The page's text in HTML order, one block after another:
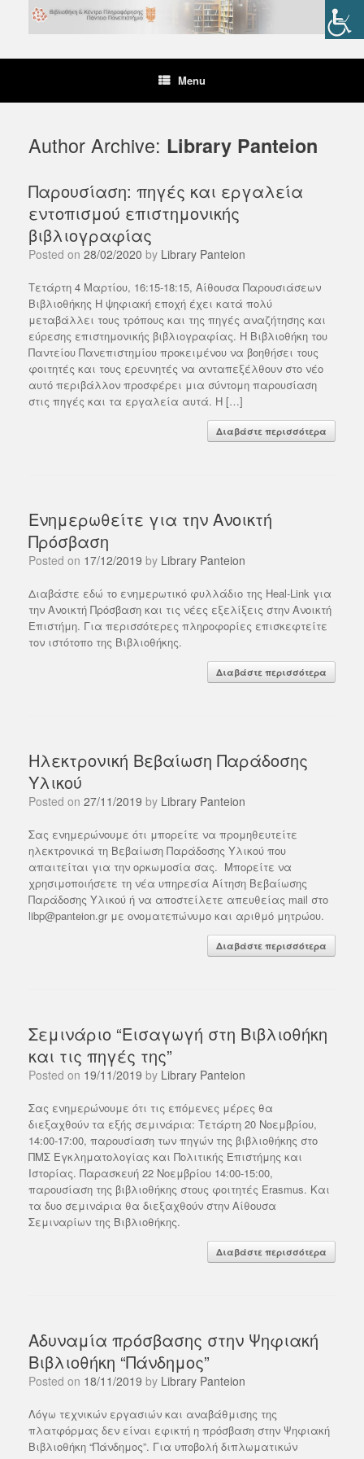
content
Menu
Author Archive: Library Panteion
Παρουσίαση: πηγές και εργαλεία
εντοπισμού επιστημονικής
βιβλιογραφίας
Posted on 28/02/2020 by Library Panteion
Τετάρτη 4 Μαρτίου, 16:15-18:15, Αίθουσα Παρουσιάσεων
Βιβλιοθήκης Η ψηφιακή εποχή έχει κατά πολύ
μεταβάλλει τους τρόπους και της πηγές αναζήτησης και
εύρεσης επιστημονικής βιβλιογραφίας. Η Βιβλιοθήκη του
Παντείου Πανεπιστημίου προκειμένου να βοηθήσει τους
φοιτητές και τους ερευνητές να ανταπεξέλθουν στο νέο
αυτό περιβάλλον προσφέρει μια σύντομη παρουσίαση
στις πηγές και τα εργαλεία αυτά. Η […]
Διαβάστε περισσότερα
Ενημερωθείτε για την Ανοικτή
Πρόσβαση
Posted on 17/12/2019 by Library Panteion
Διαβάστε εδώ το ενημερωτικό φυλλάδιο της Heal-Link για
την Ανοικτή Πρόσβαση και τις νέες εξελίξεις στην Ανοικτή
Επιστήμη. Για περισσότερες πληροφορίες επισκεφτείτε
τον ιστότοπο της Βιβλιοθήκης.
Διαβάστε περισσότερα
Ηλεκτρονική Βεβαίωση Παράδοσης
Υλικού
Posted on 27/11/2019 by Library Panteion
Σας ενημερώνουμε ότι μπορείτε να προμηθευτείτε
ηλεκτρονικά τη Βεβαίωση Παράδοσης Υλικού που
απαιτείται για την ορκωμοσία σας. Μπορείτε να
χρησιμοποιήσετε τη νέα υπηρεσία Αίτηση Βεβαίωσης
Παράδοσης Υλικού ή να αποστείλετε απευθείας mail στο
libp@panteion.gr με ονοματεπώνυμο και αριθμό μητρώου.
Διαβάστε περισσότερα
Σεμινάριο “Εισαγωγή στη Βιβλιοθήκη
και τις πηγές της”
Posted on 19/11/2019 by Library Panteion
Σας ενημερώνουμε ότι τις επόμενες μέρες θα
διεξαχθούν τα εξής σεμινάρια: Τετάρτη 20 Νοεμβρίου,
14:00-17:00, παρουσίαση των πηγών της βιβλιοθήκης στο
ΠΜΣ Εγκληματολογίας και Πολιτικής Επιστήμης και
Ιστορίας. Παρασκευή 22 Νοεμβρίου 14:00-15:00,
παρουσίαση της βιβλιοθήκης στους φοιτητές Erasmus. Και
τα δυο σεμινάρια θα διεξαχθούν στην Αίθουσα
Σεμιναρίων της Βιβλιοθήκης.
Διαβάστε περισσότερα
Αδυναμία πρόσβασης στην Ψηφιακή
Βιβλιοθήκη “Πάνδημος”
Posted on 18/11/2019 by Library Panteion
Λόγω τεχνικών εργασιών και αναβάθμισης της
πλατφόρμας δεν είναι εφικτή η πρόσβαση στην Ψηφιακή
Βιβλιοθήκη “Πάνδημος”. Για υποβολή διπλωματικών